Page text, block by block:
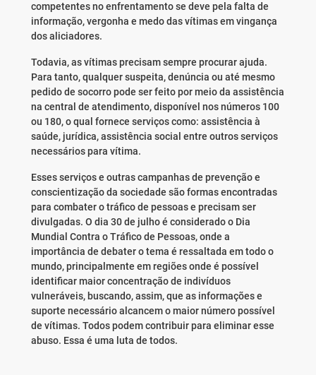
competentes no enfrentamento se deve pela falta de
informação, vergonha e medo das vítimas em vingança
dos aliciadores.
Todavia, as vítimas precisam sempre procurar ajuda.
Para tanto, qualquer suspeita, denúncia ou até mesmo
pedido de socorro pode ser feito por meio da assistência
na central de atendimento, disponível nos números 100
ou 180, o qual fornece serviços como: assistência à
saúde, jurídica, assistência social entre outros serviços
necessários para vítima.
Esses serviços e outras campanhas de prevenção e
conscientização da sociedade são formas encontradas
para combater o tráfico de pessoas e precisam ser
divulgadas. O dia 30 de julho é considerado o Dia
Mundial Contra o Tráfico de Pessoas, onde a
importância de debater o tema é ressaltada em todo o
mundo, principalmente em regiões onde é possível
identificar maior concentração de indivíduos
vulneráveis, buscando, assim, que as informações e
suporte necessário alcancem o maior número possível
de vítimas. Todos podem contribuir para eliminar esse
abuso. Essa é uma luta de todos.